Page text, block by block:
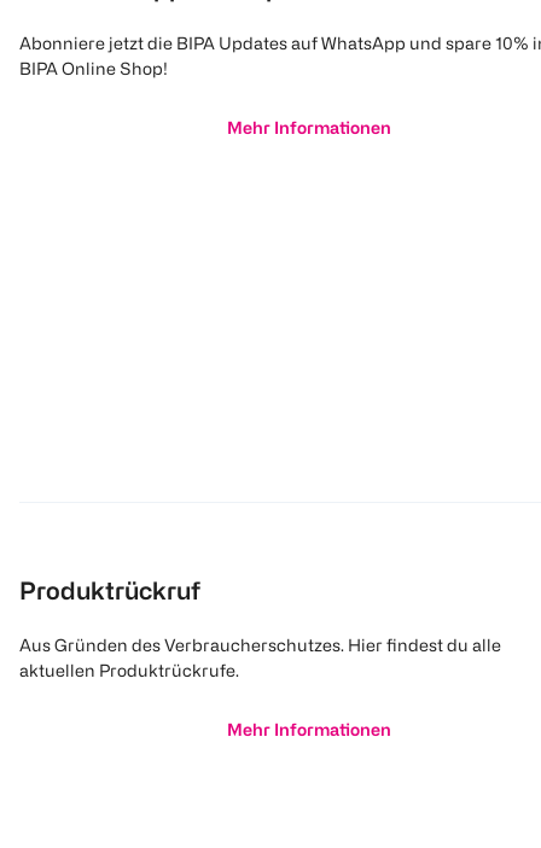
Abonniere jetzt die BIPA Updates auf WhatsApp und spare 10%
BIPA Online Shop!
Mehr Informationen
Produktrückruf
Aus Gründen des Verbraucherschutzes. Hier findest du alle
aktuellen Produktrückrufe.
Mehr Informationen